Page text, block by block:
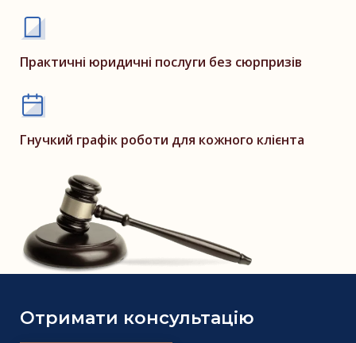
Практичні юридичні послуги без сюрпризів
Гнучкий графік роботи для кожного клієнта
Отримати консультацію